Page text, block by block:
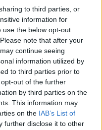
to third parties, or
information for
use the below opt-out
note that after your
continue seeing
information utilized by
to third parties prior to
out of the further
by third parties on the
This information may
on the IAB’s List of
further disclose it to other